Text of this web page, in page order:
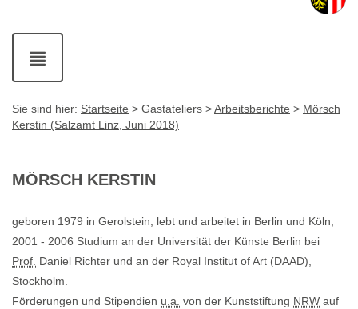
Navigation
ein-
und
Sie sind hier: Startseite > Gastateliers >Arbeitsberichte > Mörsch
Kerstin (Salzamt Linz, Juni 2018)
MÖRSCH KERSTIN
geboren 1979 in Gerolstein, lebt und arbeitet in Berlin und Köln,
2001 - 2006 Studium an der Universität der Künste Berlin bei
Prof. Daniel Richter und an der Royal Institut of Art (DAAD),
Stockholm.
Förderungen und Stipendien u.a. von der Kunststiftung NRW auf